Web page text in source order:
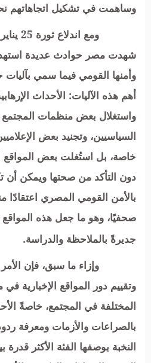
وساهمت في تشكيل اتجاهاتهم
ومع
شهدت مصر حوادث عديدة
وأمنها القومي فيما سمي بآليات
أهم هذه الآليات: الأحداث
واستغلال بعض منظمات
السياسيين، وتجنيد بعض
خاصة، بل استُغلت بعض المواقع
دون التأكد من صحتها ويمكن
بالأمن القومي المصري اعتقادًا
صحفيًا، وهو ما جعل هذه
جديرةً بالملاحظة والدراسة.
وإزاء ما سبق، فإن
وتقييم دور المواقع الإخبارية في
المختلفة في المجتمع، خاصةً
بالصراعات والأزمات ومعرفة
النخبة بوصفها الفئة الأكثر